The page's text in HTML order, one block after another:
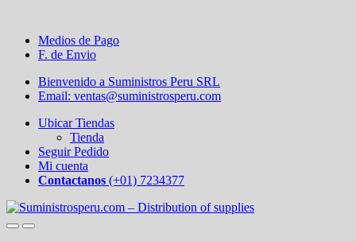
Medios de Pago
F. de Envio
Bienvenido a Suministros Peru SRL
Email: ventas@suministrosperu.com
Ubicar Tiendas
Tienda
Seguir Pedido
Mi cuenta
Contactanos (+01) 7234377